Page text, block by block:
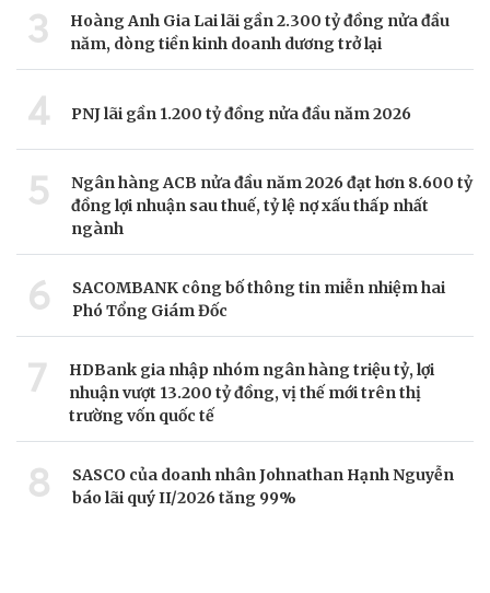
3
Hoàng Anh Gia Lai lãi gần 2.300 tỷ đồng nửa đầu
năm, dòng tiền kinh doanh dương trở lại
4 PNJ lãi gần 1.200 tỷ đồng nửa đầu năm 2026
5
Ngân hàng ACB nửa đầu năm 2026 đạt hơn 8.600 tỷ
đồng lợi nhuận sau thuế, tỷ lệ nợ xấu thấp nhất
ngành
6
SACOMBANK công bố thông tin miễn nhiệm hai
Phó Tổng Giám Đốc
7
HDBank gia nhập nhóm ngân hàng triệu tỷ, lợi
nhuận vượt 13.200 tỷ đồng, vị thế mới trên thị
trường vốn quốc tế
8
SASCO của doanh nhân Johnathan Hạnh Nguyễn
báo lãi quý II/2026 tăng 99%